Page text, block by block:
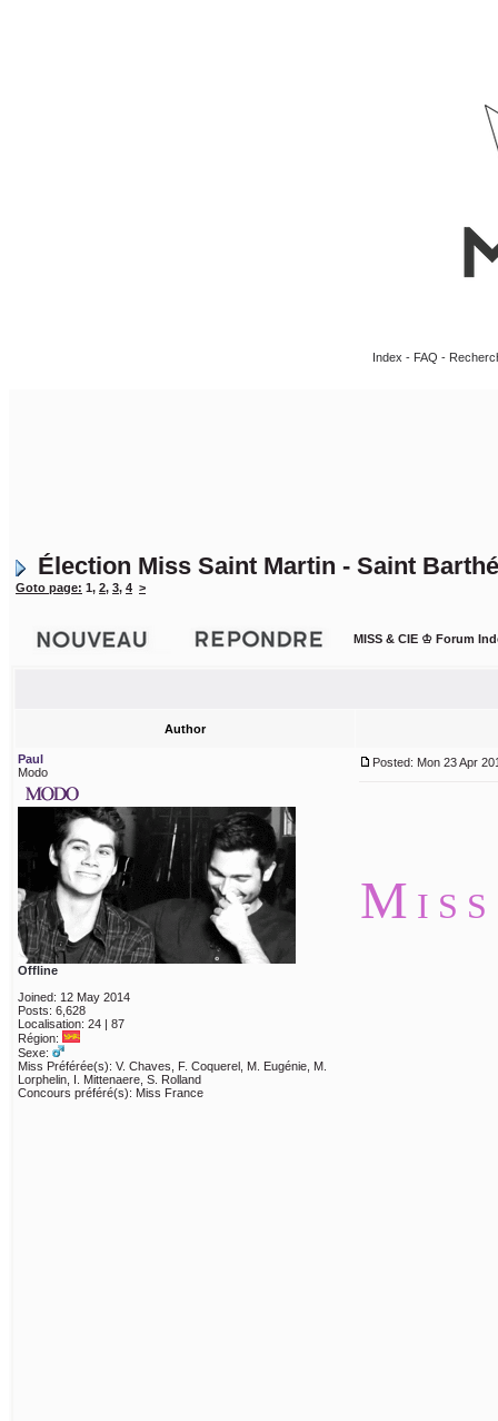
Index - FAQ -
Élection Miss Saint Martin - Saint
Goto page: 1, 2, 3, 4 >
MISS & CIE ♔ Forum
Author
Paul
Modo
Offline
Joined: 12 May 2014
Posts: 6,628
Localisation: 24 | 87
Région:
Sexe:
Miss Préférée(s): V. Chaves, F. Coquerel, M. Eugénie, M.
Lorphelin, I. Mittenaere, S. Rolland
Concours préféré(s): Miss France
Posted: Mon 23 Apr
M I S